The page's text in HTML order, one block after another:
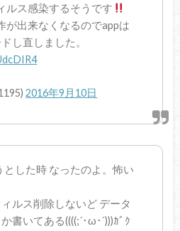
ルス感染するそうです
が出来なくなるのでappは
し直しました。
2016年9月10日
した時 なったのよ。怖い
ルス削除しないど データ
書いてある((((;´･ω･`)))ｶﾞｸ